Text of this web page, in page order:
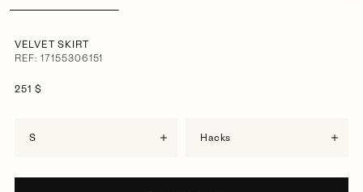
VELVET SKIRT
REF: 17155306151
251 $
S hacks